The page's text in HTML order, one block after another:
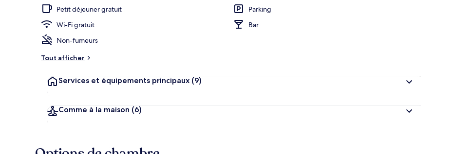
n
Petit déjeuner gratuit
Parking
Wi-Fi gratuit
Bar
Non-fumeurs
Tout afficher
Services et équipements principaux (9)
Comme à la maison (6)